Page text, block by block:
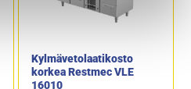
kylmävetolaatikkoja, joiden
kapasiteetti on GN 1/1-150.
Kylmävetolaatikosto
korkea Restmec VLE
16010